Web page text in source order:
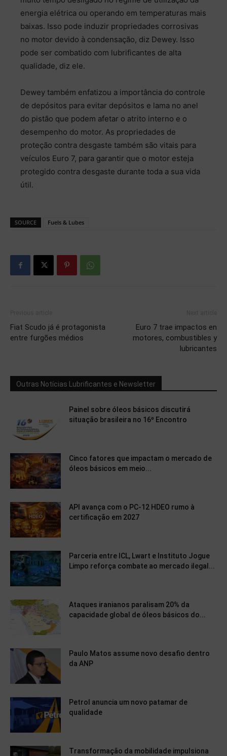
energia elétrica ou operando em temperaturas mais
baixas. Isso pode induzir propriedades corrosivas
no motor devido à condensação, diz Dewey. Isso
pode ser combatido com lubrificantes de alta
qualidade, diz ele.
Dewey também enfatizou a importância do controle
de depósitos para evitar depósitos e lama no anel
do pistão que podem afetar o atrito interno e o
desempenho do motor. As propriedades de
proteção contra desgaste também são vitais para
veículos Euro 7, para garantir que o motor esteja
protegido contra desgaste durante toda a sua vida
útil.
SOURCE Fuels & Lubes
Fiat Scudo já é protagonista
entre furgões médios
Euro 7 trae impactos en
motores, combustibles y
lubricantes
Outras Notícias Lubrificantes e Newsletter
Painel sobre óleos básicos discutirá
situação brasileira no 16º Encontro
Cinco fatores que impactam o mercado de
óleos básicos em meio...
API avança com o PC-12 HDEO rumo à
certificação em 2027
Parceria entre ICL, Lwart e Instituto Jogue
Limpo reforça combate ao mercado ilegal...
Ataques iranianos paralisam 20% da
capacidade global de óleos básicos do...
Paulo Matos assume novo desafio dentro
da ANP
Petrol anuncia um novo patamar de
qualidade
Transformação da mobilidade impulsiona